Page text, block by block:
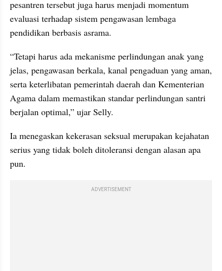
pesantren tersebut juga harus menjadi momentum
evaluasi terhadap sistem pengawasan lembaga
pendidikan berbasis asrama.
“Tetapi harus ada mekanisme perlindungan anak yang
jelas, pengawasan berkala, kanal pengaduan yang aman,
serta keterlibatan pemerintah daerah dan Kementerian
Agama dalam memastikan standar perlindungan santri
berjalan optimal,” ujar Selly.
Ia menegaskan kekerasan seksual merupakan kejahatan
serius yang tidak boleh ditoleransi dengan alasan apa
pun.
ADVERTISEMENT